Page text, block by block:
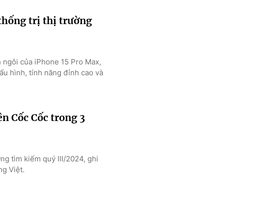
trị thị trường
của iPhone 15 Pro Max,
hình, tính năng đỉnh cao và
Cốc Cốc trong 3
tìm kiếm quý III/2024, ghi
Việt.